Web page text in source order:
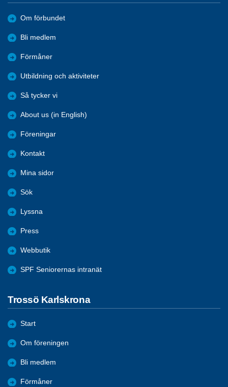
Om förbundet
Bli medlem
Förmåner
Utbildning och aktiviteter
Så tycker vi
About us (in English)
Föreningar
Kontakt
Mina sidor
Sök
Lyssna
Press
Webbutik
SPF Seniorernas intranät
Trossö Karlskrona
Start
Om föreningen
Bli medlem
Förmåner